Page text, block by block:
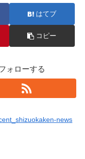
はてブ
コピー
ォローする
news